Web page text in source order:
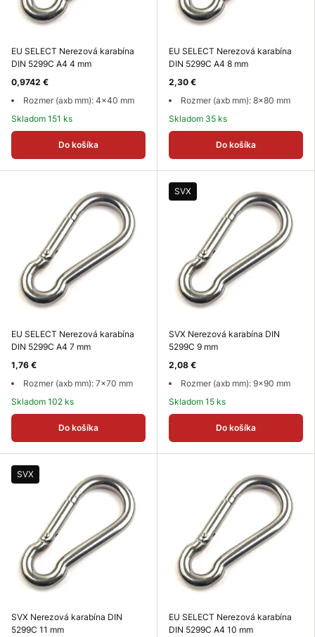
EU SELECT Nerezová karabína
DIN 5299C A4 4 mm
0,9742 €
Rozmer (axb mm): 4x40 mm
Skladom 151 ks
Do košíka
EU SELECT Nerezová karabína
DIN 5299C A4 8 mm
2,30 €
Rozmer (axb mm): 8x80 mm
Skladom 35 ks
Do košíka
EU SELECT Nerezová karabína
DIN 5299C A4 7 mm
1,76 €
Rozmer (axb mm): 7x70 mm
Skladom 102 ks
Do košíka
SVX
SVX Nerezová karabína DIN
5299C 9 mm
2,08 €
Rozmer (axb mm): 9x90 mm
Skladom 15 ks
Do košíka
SVX
SVX Nerezová karabína DIN
5299C 11 mm
EU SELECT Nerezová karabína
DIN 5299C A4 10 mm